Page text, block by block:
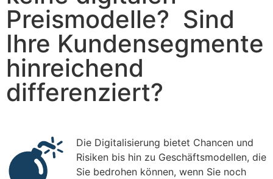
Preismodelle? Sind
Ihre Kundensegmente
hinreichend
differenziert?
Die Digitalisierung bietet Chancen und
Risiken bis hin zu Geschäftsmodellen, die
Sie bedrohen können, wenn Sie noch